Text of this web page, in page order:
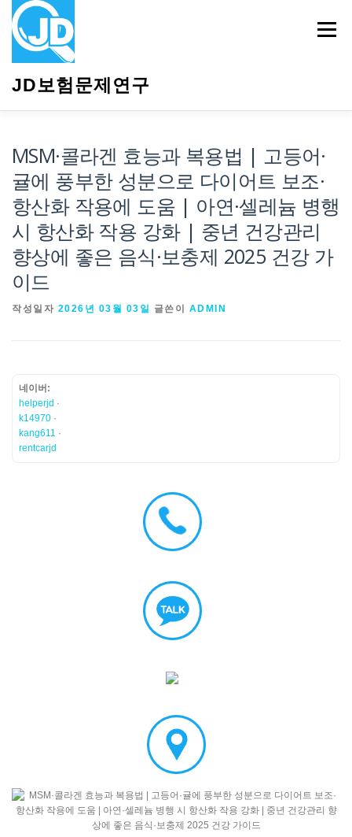
기
JD보험문제연구
메뉴
MSM·콜라겐 효능과 복용법 | 고등어·
귤에 풍부한 성분으로 다이어트 보조·
항산화 작용에 도움 | 아연·셀레늄 병행
시 항산화 작용 강화 | 중년 건강관리
향상에 좋은 음식·보충제 2025 건강 가
이드
작성일자 2026년 03월 03일 글쓴이 ADMIN
네이버:
helperjd ·
k14970 ·
kang611 ·
rentcarjd